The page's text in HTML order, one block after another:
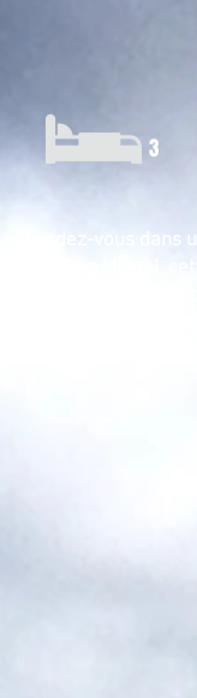
Evadez-vous
de São Miguel,
mélange
terrasse
exploriez les
3